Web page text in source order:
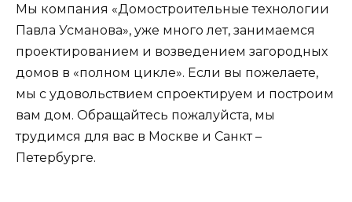
Мы компания «Домостроительные технологии
Павла Усманова», уже много лет, занимаемся
проектированием и возведением загородных
домов в «полном цикле». Если вы пожелаете,
мы с удовольствием спроектируем и построим
вам дом. Обращайтесь пожалуйста, мы
трудимся для вас в Москве и Санкт –
Петербурге.